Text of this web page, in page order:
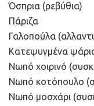
Όσπρια (ρεβύθια)
Πάριζα
Γαλοπούλα
Κατεψυγμένα
Νωπό χοιρινό
Νωπό κοτόπουλο
Νωπό μοσχάρι